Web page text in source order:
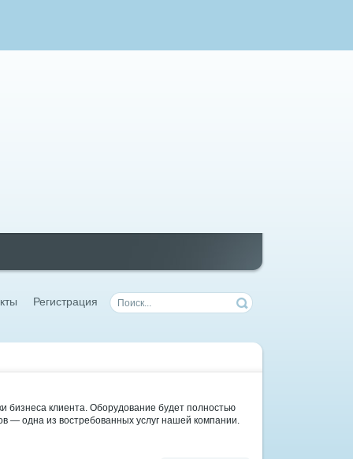
Регистрация
бизнеса клиента. Оборудование будет полностью
— одна из востребованных услуг нашей компании.